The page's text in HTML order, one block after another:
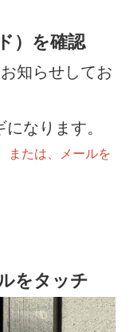
）を確認
知らせしてお
なります。
または、メールを
をタッチ